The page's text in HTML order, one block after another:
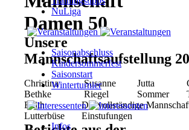
Damen 50
Unsere
Mannschaftsaufstellung
Christina
Bethke
Susanne
Riegel
Jutta
Sommer
Edith
Lutterbüse
Die vollständige
Einstufungen
NuLiga
Saisonabschluss
Kindersommerfest
Saisonstart
Winterturnier
Infos